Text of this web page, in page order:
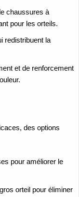
chaussures à
pour les orteils.
redistribuent la
et de renforcement
des options
pour améliorer le
orteil pour éliminer